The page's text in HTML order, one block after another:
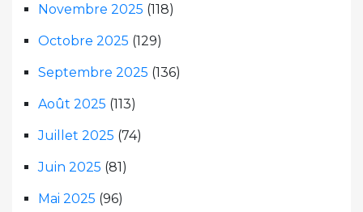
Novembre 2025 (118)
Octobre 2025 (129)
Septembre 2025 (136)
Août 2025 (113)
Juillet 2025 (74)
Juin 2025 (81)
Mai 2025 (96)